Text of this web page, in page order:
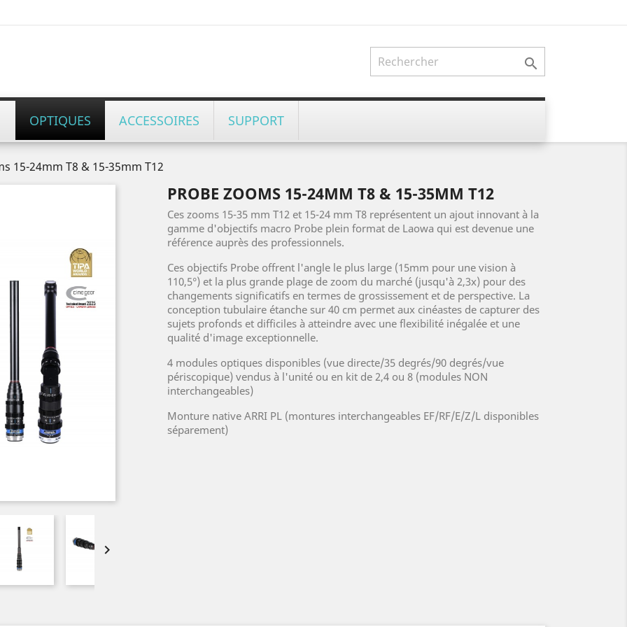

OPTIQUES ACCESSOIRES SUPPORT
15-24mm T8 & 15-35mm T12

PROBE ZOOMS 15-24MM T8 & 15-35MM T12
Ces zooms 15-35 mm T12 et 15-24 mm T8 représentent un ajout innovant à la
gamme d'objectifs macro Probe plein format de Laowa qui est devenue une
référence auprès des professionnels.
Ces objectifs Probe offrent l'angle le plus large (15mm pour une vision à
110,5°) et la plus grande plage de zoom du marché (jusqu'à 2,3x) pour des
changements significatifs en termes de grossissement et de perspective. La
conception tubulaire étanche sur 40 cm permet aux cinéastes de capturer des
sujets profonds et difficiles à atteindre avec une flexibilité inégalée et une
qualité d'image exceptionnelle.
4 modules optiques disponibles (vue directe/35 degrés/90 degrés/vue
périscopique) vendus à l'unité ou en kit de 2,4 ou 8 (modules NON
interchangeables)
Monture native ARRI PL (montures interchangeables EF/RF/E/Z/L disponibles
séparement)